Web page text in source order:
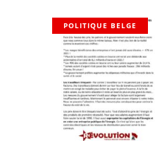
POLITIQUE BELGE